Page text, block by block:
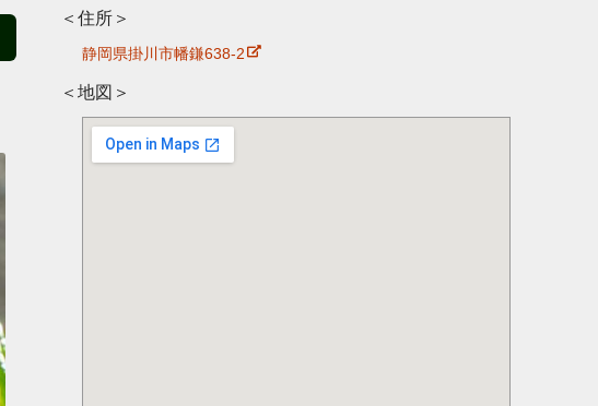
2018年11月22日(木)
ふるさと納税に出品中の「田んぼ応援米10kg
降に納税頂いた方には「にこまる」を贈らせて頂きます。
住所
静岡県掛川市幡鎌638-2
地図